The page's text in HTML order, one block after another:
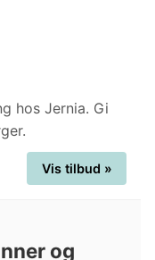
hos Jernia. Gi
Vis tilbud »
og